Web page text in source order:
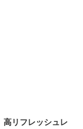
高リフレッシュレ